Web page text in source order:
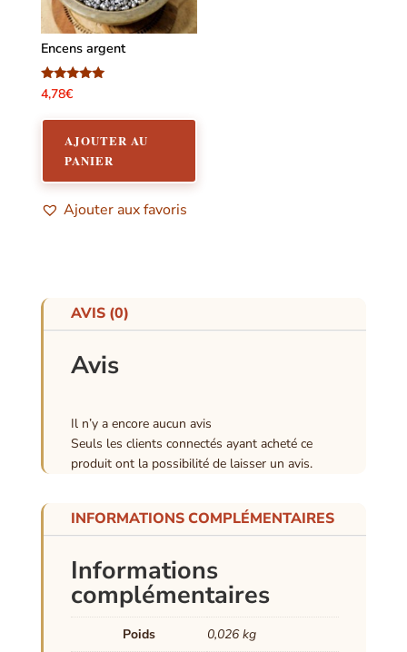
Encens argent
Note
5.00
4,78€
AJOUTER AU
PANIER
Ajouter aux favoris
AVIS (0)
Avis
Il n’y a encore aucun avis
Seuls les clients connectés ayant acheté ce
produit ont la possibilité de laisser un avis.
INFORMATIONS COMPLÉMENTAIRES
Informations
complémentaires
Poids 0,026 kg